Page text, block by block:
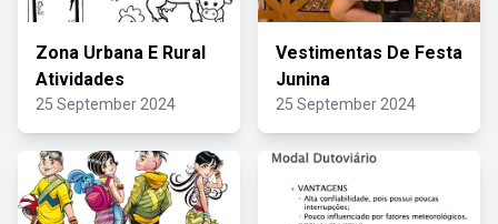
Zona Urbana E Rural
Atividades
25 September 2024
Vestimentas De Festa
Junina
25 September 2024